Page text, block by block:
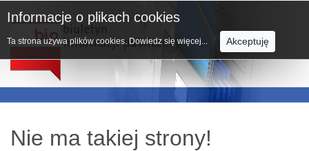
Nie ma takiej strony!
Informacje o plikach cookies
Ta strona używa plików cookies. Dowiedz się więcej... Akceptuję